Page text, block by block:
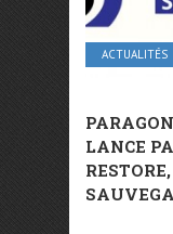
ACTUALITÉS
LANCE